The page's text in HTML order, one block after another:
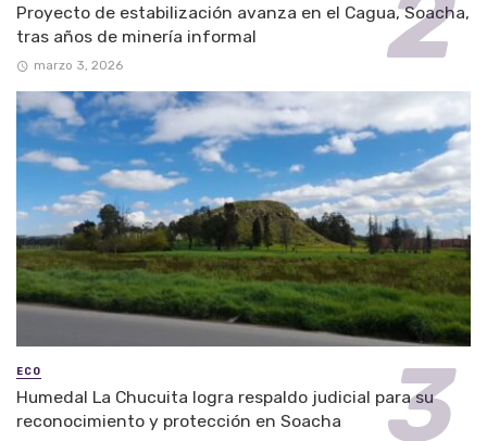
Proyecto de estabilización avanza en el Cagua, Soacha,
tras años de minería informal
marzo 3, 2026
ECO
Humedal La Chucuita logra respaldo judicial para su
reconocimiento y protección en Soacha